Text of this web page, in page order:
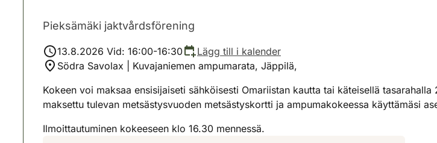
Pieksämäki jaktvårdsförening
13.8.2026 Vid: 16:00-16:30
Lägg till i kalender
Södra Savolax | Kuvajaniemen ampumarata, Jäppilä,
Kokeen voi maksaa ensisijaiseti sähköisesti Omariistan kautta tai käteisellä
maksettu tulevan metsästysvuoden metsästyskortti ja ampumakokeessa käyttämäsi
Ilmoittautuminen kokeeseen klo 16.30 mennessä.